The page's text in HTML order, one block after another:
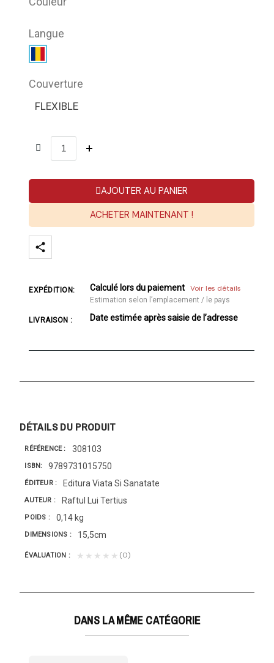
Langue
Couverture
FLEXIBLE
AJOUTER AU PANIER
ACHETER MAINTENANT !
EXPÉDITION: Calculé lors du paiement Voir les détails
Estimation selon l’emplacement / le pays
LIVRAISON : Date estimée après saisie de l’adresse
DÉTAILS DU PRODUIT
RÉFÉRENCE 308103
ISBN 9789731015750
ÉDITEUR Editura Viata Si Sanatate
AUTEUR Raftul Lui Tertius
POIDS 0,14 kg
DIMENSIONS 15,5cm
ÉVALUATION ★★★★★ (0)
DANS LA MÊME CATÉGORIE